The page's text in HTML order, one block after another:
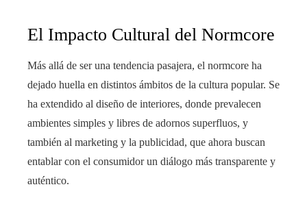
El Impacto Cultural del Normcore
Más allá de ser una tendencia pasajera, el normcore ha
dejado huella en distintos ámbitos de la cultura popular. Se
ha extendido al diseño de interiores, donde prevalecen
ambientes simples y libres de adornos superfluos, y
también al marketing y la publicidad, que ahora buscan
entablar con el consumidor un diálogo más transparente y
auténtico.